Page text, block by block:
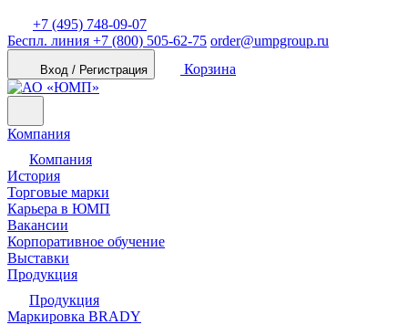
+7 (495) 748-09-07
Беспл. линия +7 (800) 505-62-75 order@umpgroup.ru
Вход / Регистрация Корзина
Компания
Компания
История
Торговые марки
Карьера в ЮМП
Вакансии
Корпоративное обучение
Выставки
Продукция
Продукция
Маркировка BRADY